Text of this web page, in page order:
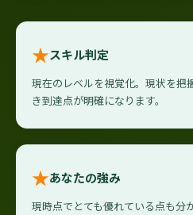
★スキル判定
現在のレベルを視覚化。現状を把
き到達点が明確になります。
★あなたの強み
現時点でとても優れている点も分